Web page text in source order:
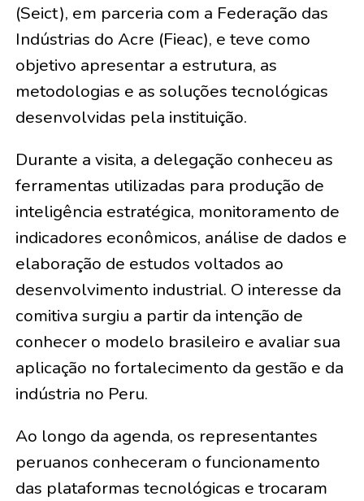
(Seict), em parceria com a Federação das
Indústrias do Acre (Fieac), e teve como
objetivo apresentar a estrutura, as
metodologias e as soluções tecnológicas
desenvolvidas pela instituição.
Durante a visita, a delegação conheceu as
ferramentas utilizadas para produção de
inteligência estratégica, monitoramento de
indicadores econômicos, análise de dados e
elaboração de estudos voltados ao
desenvolvimento industrial. O interesse da
comitiva surgiu a partir da intenção de
conhecer o modelo brasileiro e avaliar sua
aplicação no fortalecimento da gestão e da
indústria no Peru.
Ao longo da agenda, os representantes
peruanos conheceram o funcionamento
das plataformas tecnológicas e trocaram